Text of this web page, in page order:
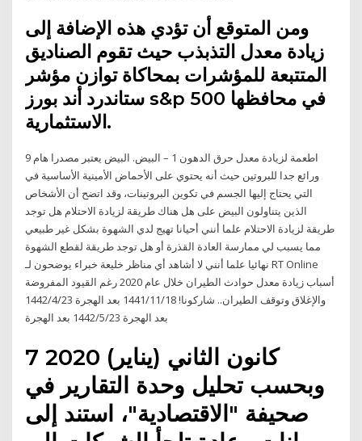
ومن المتوقع أن تؤدي هذه الإضافة إلى
زيادة معدل التذبذب حيث تقوم الصناديق
المتتبعة للمؤشرات بمحاكاة توازن مؤشر
ستاندرد أند بورز s&p 500 في محافظها
الاستثمارية.
9 اطعمة لزيادة معدل حرق الدهون 1 – البيض. البيض يعتبر مصدرا هام
ورائع جدا للبروتين حيث أنه يحتوي على الأحماض الأمينية الأساسية في
التي يحتاج إليها الجسم في تكوين البروتينات، وقد اتضح أن الأشخاص
الذين يتناولون البيض على هل هناك طريقة لزيادة الاحتلام هل توجد
طريقة لزيادة الاحتلام علما أنني أحيانا تهيج لدي الشهوة بشكل غير طبيعي
مما يسبب لي ممارسة العادة القذرة أو هل توجد طريقة لقطع الشهوة
نهائيا علما أنني لا أشاهد أي مناظر خليعة خبراء يوضحون لـ RT Online
أسباب زيادة معدل حوادث الطيران خلال عام 2020 رغم القيود المفروضة
والإغلاق وتوقف الطيران.. شاركونا! 18‏‏/11‏‏/1441 بعد الهجرة 23‏‏/4‏‏/1442
بعد الهجرة 23‏‏/5‏‏/1442 بعد الهجرة
7 كانون الثاني (يناير) 2020
وبحسب تحليل وحدة التقارير في
صحيفة "الاقتصادية"، استند إلى